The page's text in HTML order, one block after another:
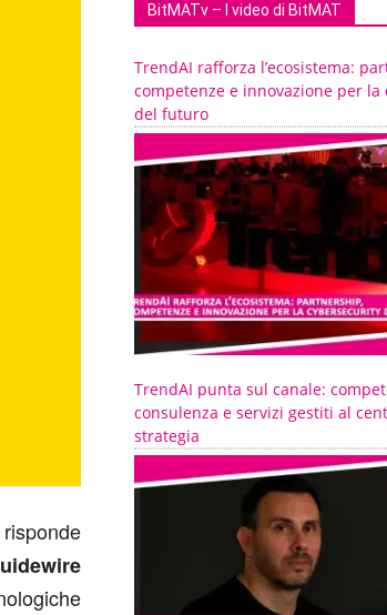
BitMATv – I video di BitMAT
TrendAI rafforza l’ecosistema:
competenze e innovazione per la
del futuro
TrendAI punta sul canale:
consulenza e servizi gestiti al
strategia